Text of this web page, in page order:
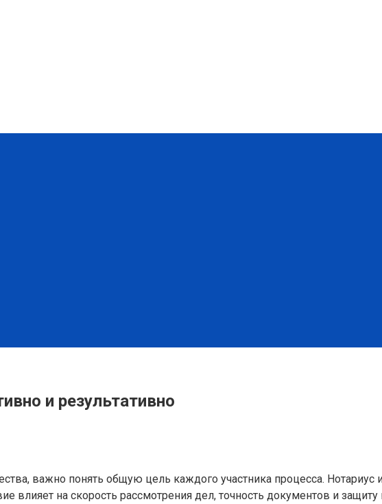
и результативно
важно понять общую цель каждого участника процесса.
влияет на скорость рассмотрения дел, точность документов и